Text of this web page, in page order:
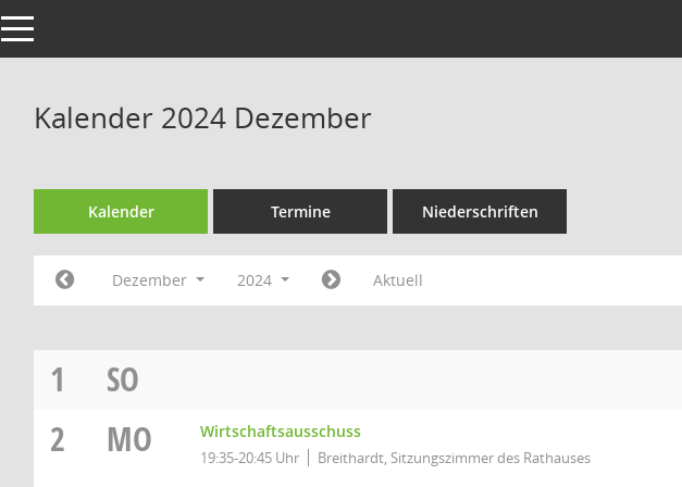
Toggle navigation
Kalender 2024 Dezember
Kalender Termine Niederschriften
Dezember 2024 Aktuell
1
SO
2
MO Wirtschaftsausschuss
19:35-20:45 Uhr Breithardt, Sitzungszimmer des Rathauses